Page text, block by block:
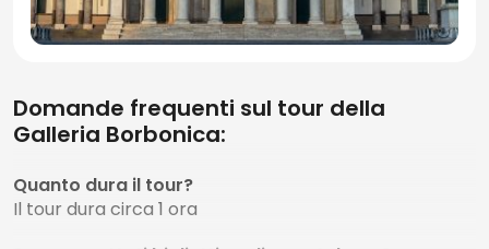
Domande frequenti sul tour della
Galleria Borbonica:
Quanto dura il tour?
Il tour dura circa 1 ora